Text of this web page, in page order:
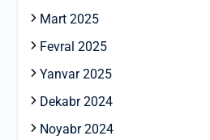
Mart 2025
Fevral 2025
Yanvar 2025
Dekabr 2024
Noyabr 2024